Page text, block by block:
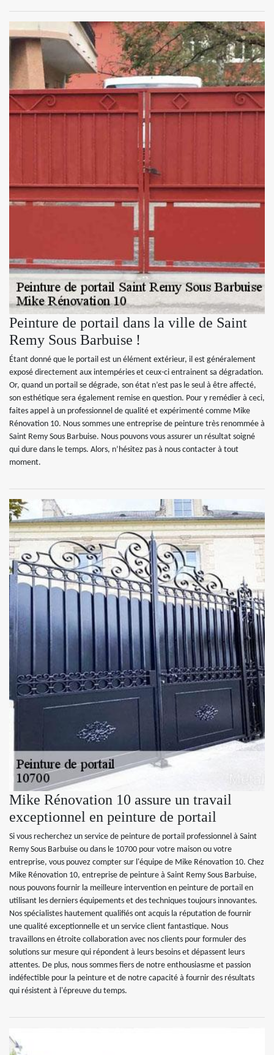
Peinture de portail dans la ville de Saint
Remy Sous Barbuise !
Étant donné que le portail est un élément extérieur, il est généralement
exposé directement aux intempéries et ceux-ci entrainent sa dégradation.
Or, quand un portail se dégrade, son état n’est pas le seul à être affecté,
son esthétique sera également remise en question. Pour y remédier à ceci,
faites appel à un professionnel de qualité et expérimenté comme Mike
Rénovation 10. Nous sommes une entreprise de peinture très renommée à
Saint Remy Sous Barbuise. Nous pouvons vous assurer un résultat soigné
qui dure dans le temps. Alors, n’hésitez pas à nous contacter à tout
moment.
Mike Rénovation 10 assure un travail
exceptionnel en peinture de portail
Si vous recherchez un service de peinture de portail professionnel à Saint
Remy Sous Barbuise ou dans le 10700 pour votre maison ou votre
entreprise, vous pouvez compter sur l'équipe de Mike Rénovation 10. Chez
Mike Rénovation 10, entreprise de peinture à Saint Remy Sous Barbuise,
nous pouvons fournir la meilleure intervention en peinture de portail en
utilisant les derniers équipements et des techniques toujours innovantes.
Nos spécialistes hautement qualifiés ont acquis la réputation de fournir
une qualité exceptionnelle et un service client fantastique. Nous
travaillons en étroite collaboration avec nos clients pour formuler des
solutions sur mesure qui répondent à leurs besoins et dépassent leurs
attentes. De plus, nous sommes fiers de notre enthousiasme et passion
indéfectible pour la peinture et de notre capacité à fournir des résultats
qui résistent à l'épreuve du temps.